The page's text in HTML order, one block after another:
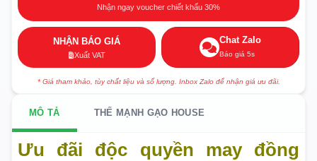
Nhận ngay voucher chiết khấu 30%
NHẬN BÁO GIÁ
Xuất VAT
Chat Zalo
Báo giá 5s
* Giá tham khảo, tùy chất liệu và số lượng. Inbox Zalo để nhận giá ưu đãi.
MÔ TẢ THẾ MẠNH GẠO HOUSE
Ưu đãi độc quyền may đồng